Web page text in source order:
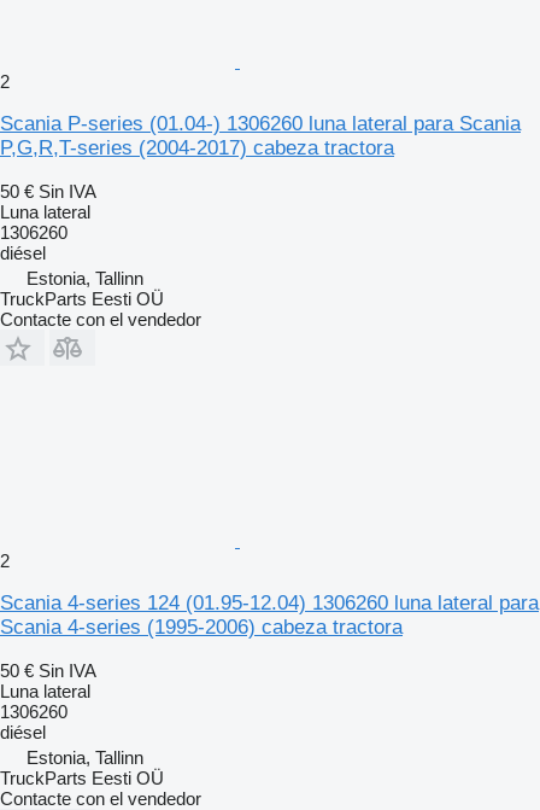
2
Scania P-series (01.04-) 1306260 luna lateral para Scania
P,G,R,T-series (2004-2017) cabeza tractora
50 € Sin IVA
Luna lateral
1306260
diésel
Estonia, Tallinn
TruckParts Eesti OÜ
Contacte con el vendedor
2
Scania 4-series 124 (01.95-12.04) 1306260 luna lateral para
Scania 4-series (1995-2006) cabeza tractora
50 € Sin IVA
Luna lateral
1306260
diésel
Estonia, Tallinn
TruckParts Eesti OÜ
Contacte con el vendedor